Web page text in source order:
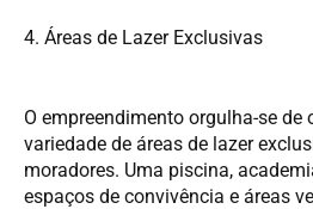
4. Áreas de Lazer Exclusivas
O empreendimento orgulha-se de
variedade de áreas de lazer
moradores. Uma piscina,
espaços de convivência e áreas